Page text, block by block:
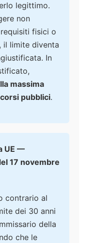
legittimo.
non
fisici o
il limite diventa
In
massima
pubblici.
UE —
17 novembre
contrario al
dei 30 anni
della
che le